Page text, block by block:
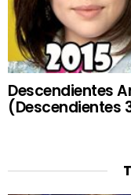
Descendientes
(Descendientes